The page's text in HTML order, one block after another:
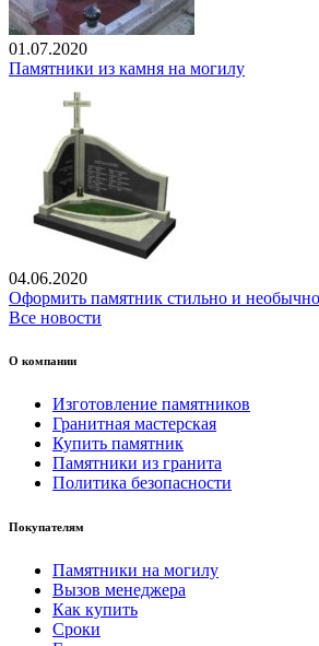
01.07.2020
Памятники из камня на могилу
04.06.2020
Оформить памятник стильно и
Все новости
О компании
Изготовление памятников
Гранитная мастерская
Купить памятник
Памятники из гранита
Политика безопасности
Покупателям
Памятники на могилу
Вызов менеджера
Как купить
Сроки